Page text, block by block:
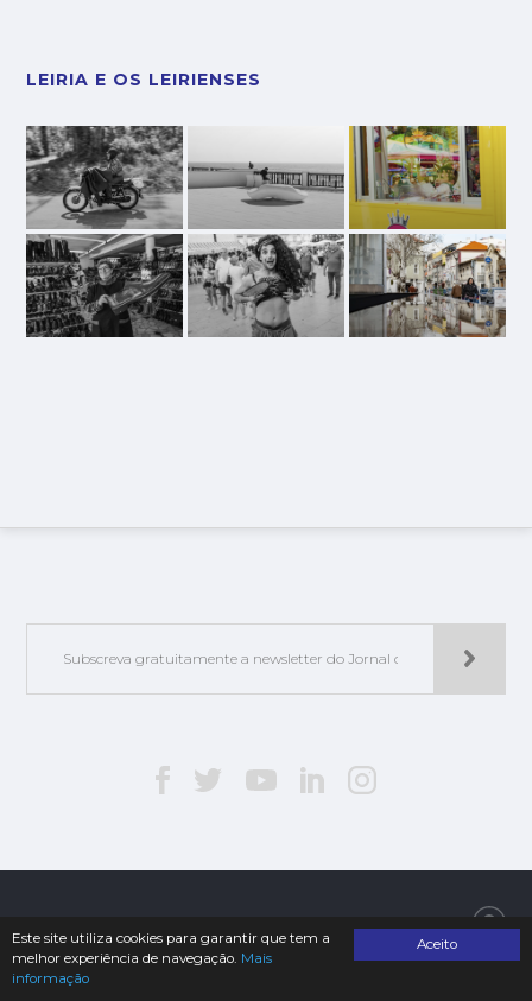
Aceito
Este site utiliza cookies para garantir que tem a
melhor experiência de navegação. Mais
informação
LEIRIA E OS LEIRIENSES